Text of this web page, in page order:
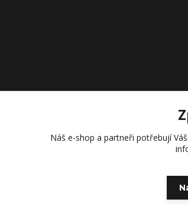
Náš e-shop a partneři potřebují Váš